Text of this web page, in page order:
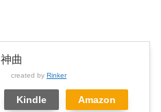
神曲
created by Rinker
Kindle Amazon